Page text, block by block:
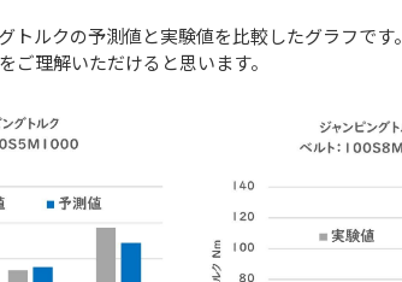
トルクの予測値と実験値を比較したグラフです。
ご理解いただけると思います。